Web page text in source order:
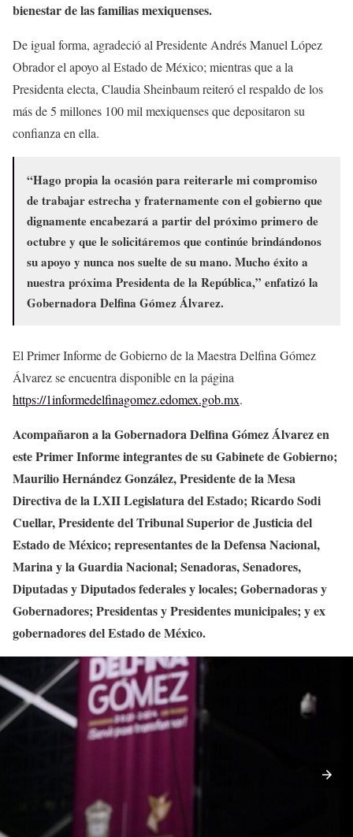
bienestar de las familias mexiquenses.
De igual forma, agradeció al Presidente Andrés Manuel López
Obrador el apoyo al Estado de México; mientras que a la
Presidenta electa, Claudia Sheinbaum reiteró el respaldo de los
más de 5 millones 100 mil mexiquenses que depositaron su
confianza en ella.
“Hago propia la ocasión para reiterarle mi compromiso
de trabajar estrecha y fraternamente con el gobierno que
dignamente encabezará a partir del próximo primero de
octubre y que le solicitáremos que continúe brindándonos
su apoyo y nunca nos suelte de su mano. Mucho éxito a
nuestra próxima Presidenta de la República,” enfatizó la
Gobernadora Delfina Gómez Álvarez.
El Primer Informe de Gobierno de la Maestra Delfina Gómez
Álvarez se encuentra disponible en la página
https://1informedelfinagomez.edomex.gob.mx.
Acompañaron a la Gobernadora Delfina Gómez Álvarez en
este Primer Informe integrantes de su Gabinete de Gobierno;
Maurilio Hernández González, Presidente de la Mesa
Directiva de la LXII Legislatura del Estado; Ricardo Sodi
Cuellar, Presidente del Tribunal Superior de Justicia del
Estado de México; representantes de la Defensa Nacional,
Marina y la Guardia Nacional; Senadoras, Senadores,
Diputadas y Diputados federales y locales; Gobernadoras y
Gobernadores; Presidentas y Presidentes municipales; y ex
gobernadores del Estado de México.